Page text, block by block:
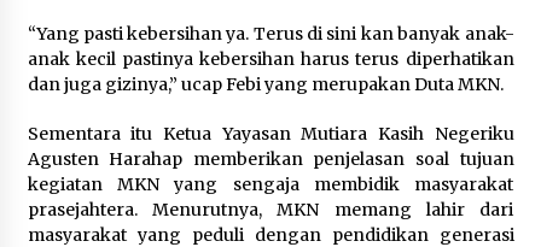
“Yang pasti kebersihan ya. Terus di sini kan banyak anak-
anak kecil pastinya kebersihan harus terus diperhatikan
dan juga gizinya,” ucap Febi yang merupakan Duta MKN.
Sementara itu Ketua Yayasan Mutiara Kasih Negeriku
Agusten Harahap memberikan penjelasan soal tujuan
kegiatan MKN yang sengaja membidik masyarakat
prasejahtera. Menurutnya, MKN memang lahir dari
masyarakat yang peduli dengan pendidikan generasi